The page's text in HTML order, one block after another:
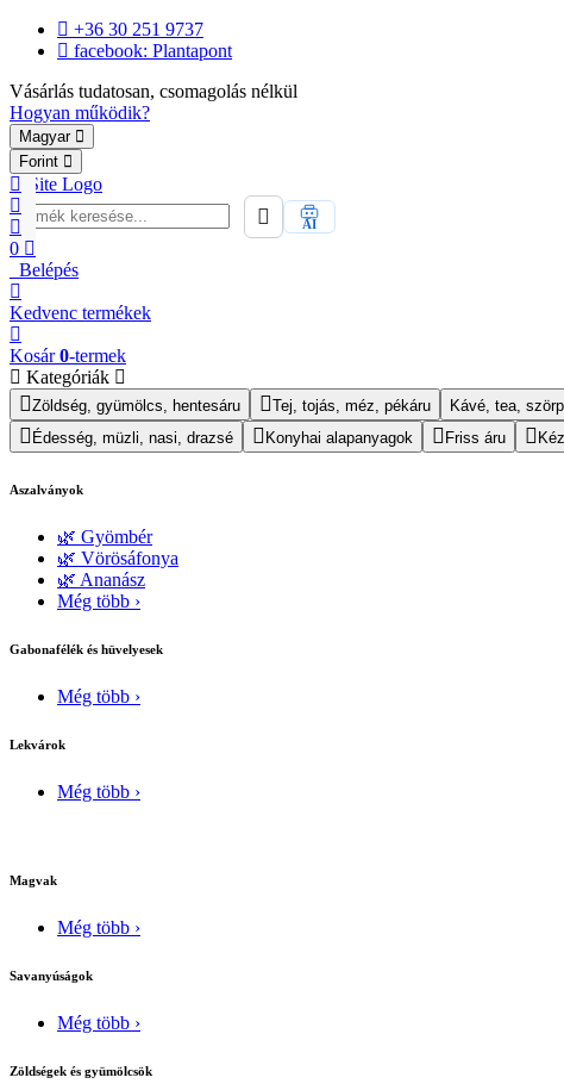
+36 30 251 9737
facebook: Plantapont
Vásárlás tudatosan, csomagolás nélkül
Hogyan működik?
Magyar
Forint
0
AI
Belépés
Kedvenc termékek
Kosár 0-termek
Kategóriák
Zöldség, gyümölcs, hentesáru Tej, tojás, méz, pékáru Kávé, tea,
Édesség, müzli, nasi, drazsé
Konyhai alapanyagok Friss áru
Aszalványok
🌿 Gyömbér
🌿 Vörösáfonya
🌿 Ananász
Még több ›
Gabonafélék és hüvelyesek
Még több ›
Lekvárok
Még több ›
Magvak
Még több ›
Savanyúságok
Még több ›
Zöldségek és gyümölcsök